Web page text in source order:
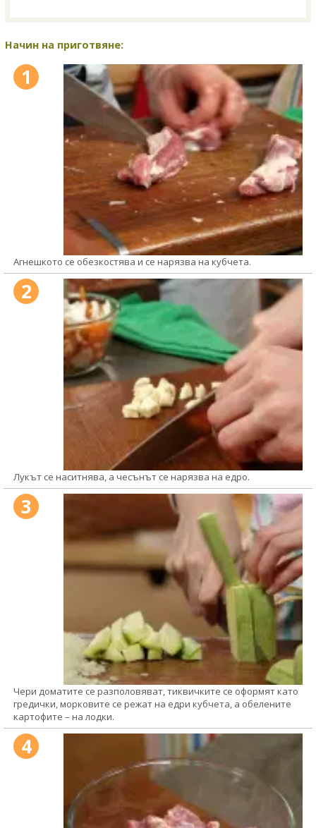
Начин на приготвяне:
1
Агнешкото се обезкостява и се нарязва на кубчета.
2
Лукът се наситнява, а чесънът се нарязва на едро.
3
Чери доматите се разполовяват, тиквичките се оформят като
гредички, морковите се режат на едри кубчета, а обелените
картофите – на лодки.
4